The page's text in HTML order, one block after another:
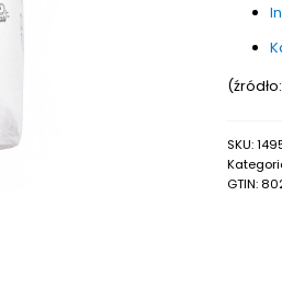
SKU:
GTIN: